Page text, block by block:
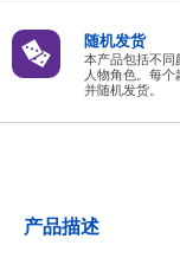
电池
玩具促销
随机发货
本产品包括不同
人物角色。每个
并随机发货。
产品描述